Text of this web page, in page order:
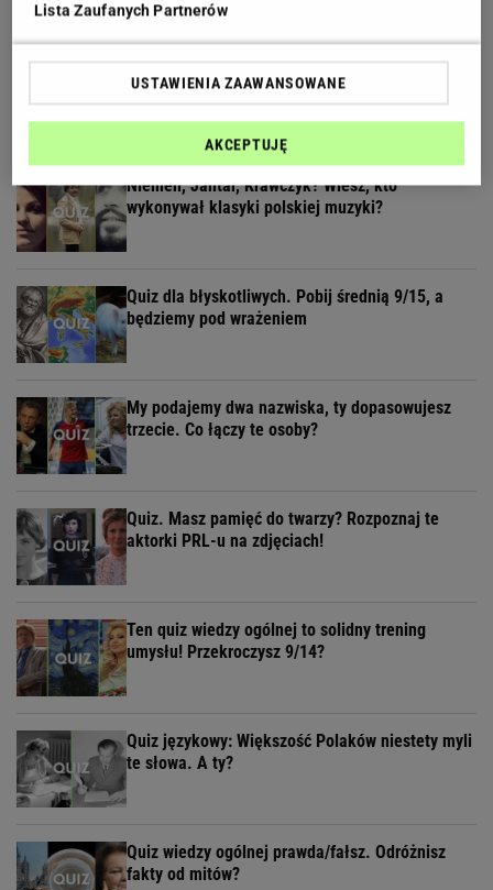
Geograficzny quiz wyłoni ekspertów. Tylko 30% z
was zdobywa komplet!
Niemen, Jantar, Krawczyk? Wiesz, kto
wykonywał klasyki polskiej muzyki?
Quiz dla błyskotliwych. Pobij średnią 9/15, a
będziemy pod wrażeniem
My podajemy dwa nazwiska, ty dopasowujesz
trzecie. Co łączy te osoby?
Quiz. Masz pamięć do twarzy? Rozpoznaj te
aktorki PRL-u na zdjęciach!
Ten quiz wiedzy ogólnej to solidny trening
umysłu! Przekroczysz 9/14?
Quiz językowy: Większość Polaków niestety myli
te słowa. A ty?
Quiz wiedzy ogólnej prawda/fałsz. Odróżnisz
fakty od mitów?
Lista Zaufanych Partnerów
USTAWIENIA ZAAWANSOWANE
AKCEPTUJĘ